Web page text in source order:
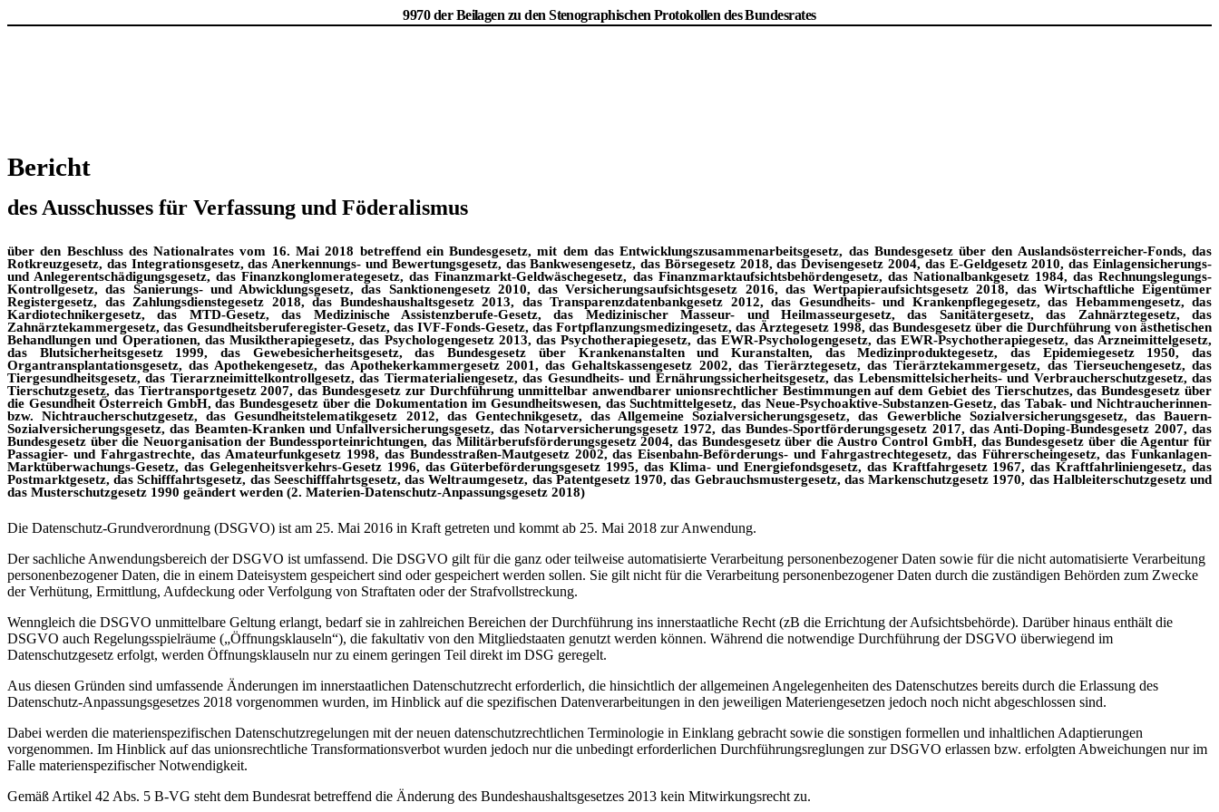
9970 der Beilagen zu den Stenographischen Protokollen des Bundesrates
Bericht
des Ausschusses für Verfassung und Föderalismus
über den Beschluss des Nationalrates vom 16. Mai 2018 betreffend ein Bundesgesetz, mit dem das Entwicklungszusammenarbeitsgesetz, das Bundesgesetz über den Auslandsösterreicher-Fonds, das
Rotkreuzgesetz, das Integrationsgesetz, das Anerkennungs- und Bewertungsgesetz, das Bankwesengesetz, das Börsegesetz 2018, das Devisengesetz 2004, das E-Geldgesetz 2010, das Einlagensicherungs-
und Anlegerentschädigungsgesetz, das Finanzkonglomerategesetz, das Finanzmarkt-Geldwäschegesetz, das Finanzmarktaufsichtsbehördengesetz, das Nationalbankgesetz 1984, das Rechnungslegungs-
Kontrollgesetz, das Sanierungs- und Abwicklungsgesetz, das Sanktionengesetz 2010, das Versicherungsaufsichtsgesetz 2016, das Wertpapieraufsichtsgesetz 2018, das Wirtschaftliche Eigentümer
Registergesetz, das Zahlungsdienstegesetz 2018, das Bundeshaushaltsgesetz 2013, das Transparenzdatenbankgesetz 2012, das Gesundheits- und Krankenpflegegesetz, das Hebammengesetz, das
Kardiotechnikergesetz, das MTD-Gesetz, das Medizinische Assistenzberufe-Gesetz, das Medizinischer Masseur- und Heilmasseurgesetz, das Sanitätergesetz, das Zahnärztegesetz, das
Zahnärztekammergesetz, das Gesundheitsberuferegister-Gesetz, das IVF-Fonds-Gesetz, das Fortpflanzungsmedizingesetz, das Ärztegesetz 1998, das Bundesgesetz über die Durchführung von ästhetischen
Behandlungen und Operationen, das Musiktherapiegesetz, das Psychologengesetz 2013, das Psychotherapiegesetz, das EWR-Psychologengesetz, das EWR-Psychotherapiegesetz, das Arzneimittelgesetz,
das Blutsicherheitsgesetz 1999, das Gewebesicherheitsgesetz, das Bundesgesetz über Krankenanstalten und Kuranstalten, das Medizinproduktegesetz, das Epidemiegesetz 1950, das
Organtransplantationsgesetz, das Apothekengesetz, das Apothekerkammergesetz 2001, das Gehaltskassengesetz 2002, das Tierärztegesetz, das Tierärztekammergesetz, das Tierseuchengesetz, das
Tiergesundheitsgesetz, das Tierarzneimittelkontrollgesetz, das Tiermaterialiengesetz, das Gesundheits- und Ernährungssicherheitsgesetz, das Lebensmittelsicherheits- und Verbraucherschutzgesetz, das
Tierschutzgesetz, das Tiertransportgesetz 2007, das Bundesgesetz zur Durchführung unmittelbar anwendbarer unionsrechtlicher Bestimmungen auf dem Gebiet des Tierschutzes, das Bundesgesetz über
die Gesundheit Österreich GmbH, das Bundesgesetz über die Dokumentation im Gesundheitswesen, das Suchtmittelgesetz, das Neue-Psychoaktive-Substanzen-Gesetz, das Tabak- und Nichtraucherinnen-
bzw. Nichtraucherschutzgesetz, das Gesundheitstelematikgesetz 2012, das Gentechnikgesetz, das Allgemeine Sozialversicherungsgesetz, das Gewerbliche Sozialversicherungsgesetz, das Bauern-
Sozialversicherungsgesetz, das Beamten-Kranken und Unfallversicherungsgesetz, das Notarversicherungsgesetz 1972, das Bundes-Sportförderungsgesetz 2017, das Anti-Doping-Bundesgesetz 2007, das
Bundesgesetz über die Neuorganisation der Bundessporteinrichtungen, das Militärberufsförderungsgesetz 2004, das Bundesgesetz über die Austro Control GmbH, das Bundesgesetz über die Agentur für
Passagier- und Fahrgastrechte, das Amateurfunkgesetz 1998, das Bundesstraßen-Mautgesetz 2002, das Eisenbahn-Beförderungs- und Fahrgastrechtegesetz, das Führerscheingesetz, das Funkanlagen-
Marktüberwachungs-Gesetz, das Gelegenheitsverkehrs-Gesetz 1996, das Güterbeförderungsgesetz 1995, das Klima- und Energiefondsgesetz, das Kraftfahrgesetz 1967, das Kraftfahrliniengesetz, das
Postmarktgesetz, das Schifffahrtsgesetz, das Seeschifffahrtsgesetz, das Weltraumgesetz, das Patentgesetz 1970, das Gebrauchsmustergesetz, das Markenschutzgesetz 1970, das Halbleiterschutzgesetz und
das Musterschutzgesetz 1990 geändert werden (2. Materien-Datenschutz-Anpassungsgesetz 2018)
Die Datenschutz-Grundverordnung (DSGVO) ist am 25. Mai 2016 in Kraft getreten und kommt ab 25. Mai 2018 zur Anwendung.
Der sachliche Anwendungsbereich der DSGVO ist umfassend. Die DSGVO gilt für die ganz oder teilweise automatisierte Verarbeitung personenbezogener Daten sowie für die nicht automatisierte Verarbeitung
personenbezogener Daten, die in einem Dateisystem gespeichert sind oder gespeichert werden sollen. Sie gilt nicht für die Verarbeitung personenbezogener Daten durch die zuständigen Behörden zum Zwecke
der Verhütung, Ermittlung, Aufdeckung oder Verfolgung von Straftaten oder der Strafvollstreckung.
Wenngleich die DSGVO unmittelbare Geltung erlangt, bedarf sie in zahlreichen Bereichen der Durchführung ins innerstaatliche Recht (zB die Errichtung der Aufsichtsbehörde). Darüber hinaus enthält die
DSGVO auch Regelungsspielräume („Öffnungsklauseln“), die fakultativ von den Mitgliedstaaten genutzt werden können. Während die notwendige Durchführung der DSGVO überwiegend im
Datenschutzgesetz erfolgt, werden Öffnungsklauseln nur zu einem geringen Teil direkt im DSG geregelt.
Aus diesen Gründen sind umfassende Änderungen im innerstaatlichen Datenschutzrecht erforderlich, die hinsichtlich der allgemeinen Angelegenheiten des Datenschutzes bereits durch die Erlassung des
Datenschutz-Anpassungsgesetzes 2018 vorgenommen wurden, im Hinblick auf die spezifischen Datenverarbeitungen in den jeweiligen Materiengesetzen jedoch noch nicht abgeschlossen sind.
Dabei werden die materienspezifischen Datenschutzregelungen mit der neuen datenschutzrechtlichen Terminologie in Einklang gebracht sowie die sonstigen formellen und inhaltlichen Adaptierungen
vorgenommen. Im Hinblick auf das unionsrechtliche Transformationsverbot wurden jedoch nur die unbedingt erforderlichen Durchführungsreglungen zur DSGVO erlassen bzw. erfolgten Abweichungen nur im
Falle materienspezifischer Notwendigkeit.
Gemäß Artikel 42 Abs. 5 B-VG steht dem Bundesrat betreffend die Änderung des Bundeshaushaltsgesetzes 2013 kein Mitwirkungsrecht zu.